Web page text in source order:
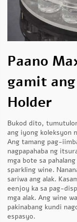
Paano
gamit
Holder
Bukod dito,
ang iyong koleksyon
Ang tamang pag-
nagpapahaba ng
mga bote sa
sparkling wine.
sariwa ang alak.
eenjoy ka sa pag-
mga alak. Ang wine
pakinabang kundi
espasyo.